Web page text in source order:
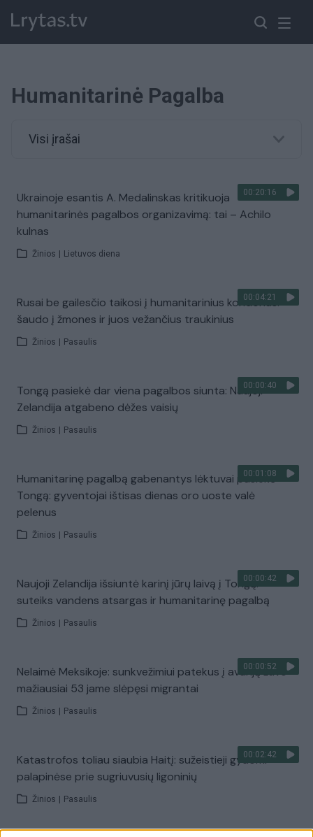
Humanitarinė Pagalba
Visi įrašai
00:20:16
Ukrainoje esantis A. Medalinskas kritikuoja
humanitarinės pagalbos organizavimą: tai – Achilo
kulnas
Žinios Lietuvos diena
00:04:21
Rusai be gailesčio taikosi į humanitarinius koridorius:
šaudo į žmones ir juos vežančius traukinius
Žinios Pasaulis
00:00:40
Tongą pasiekė dar viena pagalbos siunta: Naujoji
Zelandija atgabeno dėžes vaisių
Žinios Pasaulis
00:01:08
Humanitarinę pagalbą gabenantys lėktuvai pasiekė
Tongą: gyventojai ištisas dienas oro uoste valė
pelenus
Žinios Pasaulis
00:00:42
Naujoji Zelandija išsiuntė karinį jūrų laivą į Tongą:
suteiks vandens atsargas ir humanitarinę pagalbą
Žinios Pasaulis
00:00:52
Nelaimė Meksikoje: sunkvežimiui patekus į avariją žuvo
mažiausiai 53 jame slėpęsi migrantai
Žinios Pasaulis
00:02:42
Katastrofos toliau siaubia Haitį: sužeistieji gydomi
palapinėse prie sugriuvusių ligoninių
Žinios Pasaulis